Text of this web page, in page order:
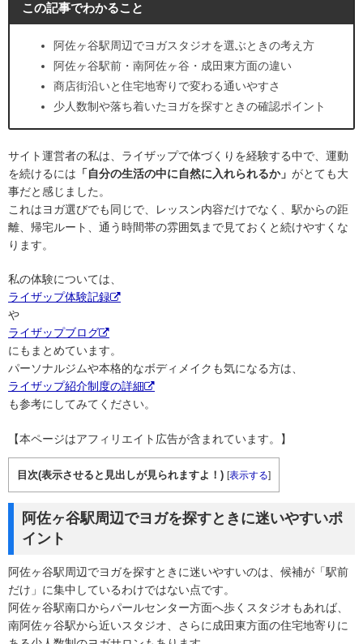
この記事でわかること
阿佐ヶ谷駅周辺でヨガスタジオを選ぶときの考え方
阿佐ヶ谷駅前・南阿佐ヶ谷・成田東方面の違い
商店街沿いと住宅地寄りで変わる通いやすさ
少人数制や落ち着いたヨガを探すときの確認ポイント
サイト運営者の私は、ライザップで体づくりを経験する中で、運動
を続けるには 「自分の生活の中に自然に入れられるか」 がとても大
事だと感じました。
これはヨガ選びでも同じで、レッスン内容だけでなく、駅からの距
離、帰宅ルート、通う時間帯の雰囲気まで見ておくと続けやすくな
ります。
私の体験については、
ライザップ体験記録
や
ライザップブログ
にもまとめています。
パーソナルジムや本格的なボディメイクも気になる方は、
ライザップ紹介制度の詳細
も参考にしてみてください。
【本ページはアフィリエイト広告が含まれています。】
目次(表示させると見出しが見られますよ！) [表示する]
阿佐ヶ谷駅周辺でヨガを探すときに迷いやすいポ
イント
阿佐ヶ谷駅周辺でヨガを探すときに迷いやすいのは、候補が「駅前
だけ」に集中しているわけではない点です。
阿佐ヶ谷駅南口からパールセンター方面へ歩くスタジオもあれば、
南阿佐ヶ谷駅から近いスタジオ、さらに成田東方面の住宅地寄りに